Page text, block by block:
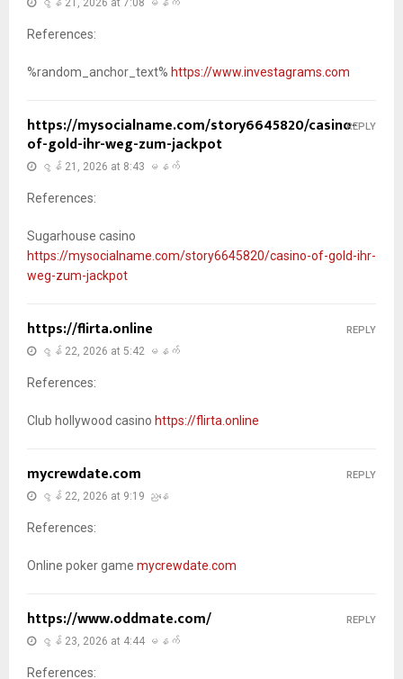
ဇွန် 21, 2026 at 7:08 မနက်
References:
%random_anchor_text% https://www.investagrams.com
https://mysocialname.com/story6645820/casino-
of-gold-ihr-weg-zum-jackpot
ဇွန် 21, 2026 at 8:43 မနက်
References:
Sugarhouse casino
https://mysocialname.com/story6645820/casino-of-gold-ihr-
weg-zum-jackpot
REPLY
https://flirta.online
ဇွန် 22, 2026 at 5:42 မနက်
References:
Club hollywood casino https://flirta.online
REPLY
mycrewdate.com
ဇွန် 22, 2026 at 9:19 ညနေ
References:
Online poker game mycrewdate.com
REPLY
https://www.oddmate.com/
ဇွန် 23, 2026 at 4:44 မနက်
References:
REPLY